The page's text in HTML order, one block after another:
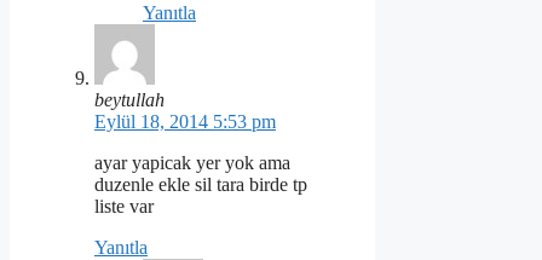
Yanıtla
beytullah
Eylül 18, 2014 5:53 pm
ayar yapicak yer yok ama
duzenle ekle sil tara birde tp
liste var
Yanıtla